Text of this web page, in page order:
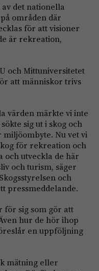
det nationella
områden där
för att visioner
är rekreation,
och Mittuniversitetet
att människor trivs
värden märkte vi inte
sig ut i skog och
Nu vet vi
för rekreation och
och utveckla de här
och turism, säger
och
pressmeddelande.
för sig som gör att
hur de hör ihop
en uppföljning
mätning eller